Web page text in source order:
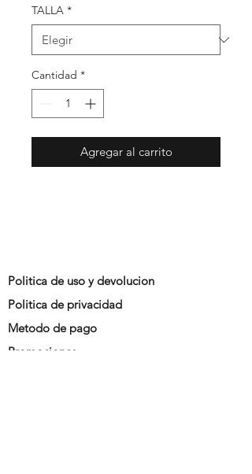
TALLA *
Cantidad *
Agregar al carrito
Politica de uso y devolucion
Politica de privacidad
Metodo de pago
Promociones